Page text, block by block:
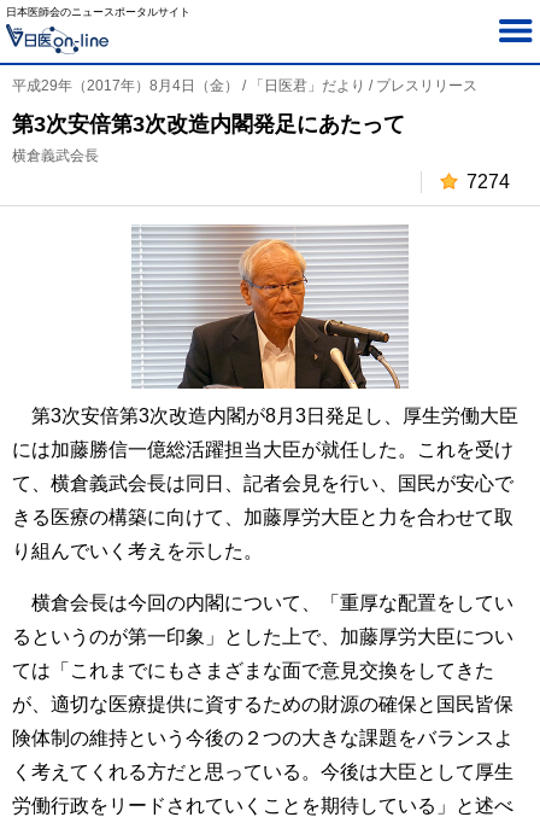
日本医師会のニュースポータルサイト
平成29年（2017年）8月4日（金） / 「日医君」だより / プレスリリース
第3次安倍第3次改造内閣発足にあたって
横倉義武会長
7274
第3次安倍第3次改造内閣が8月3日発足し、厚生労働大臣
には加藤勝信一億総活躍担当大臣が就任した。これを受け
て、横倉義武会長は同日、記者会見を行い、国民が安心で
きる医療の構築に向けて、加藤厚労大臣と力を合わせて取
り組んでいく考えを示した。
横倉会長は今回の内閣について、「重厚な配置をしてい
るというのが第一印象」とした上で、加藤厚労大臣につい
ては「これまでにもさまざまな面で意見交換をしてきた
が、適切な医療提供に資するための財源の確保と国民皆保
険体制の維持という今後の２つの大きな課題をバランスよ
く考えてくれる方だと思っている。今後は大臣として厚生
労働行政をリードされていくことを期待している」と述べ